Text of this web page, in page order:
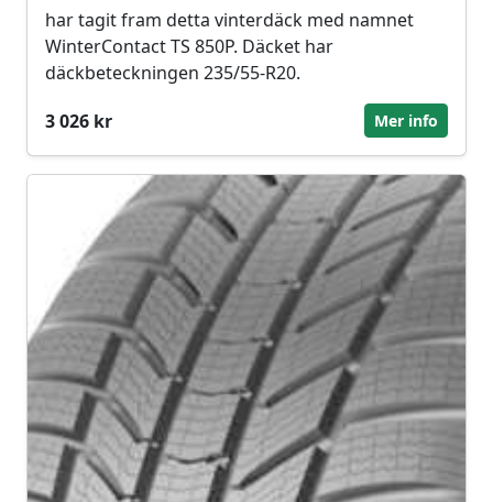
har tagit fram detta vinterdäck med namnet
WinterContact TS 850P. Däcket har
däckbeteckningen 235/55-R20.
3 026 kr
Mer info